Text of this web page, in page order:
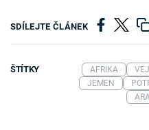
SDÍLEJTE ČLÁNEK
ŠTÍTKY AFRIKA
JEMEN